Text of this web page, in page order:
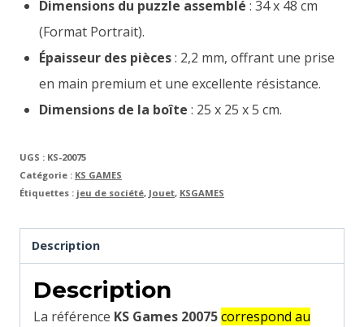
Dimensions du puzzle assemblé : 34 x 48 cm
(Format Portrait).
Épaisseur des pièces: 2,2 mm, offrant une prise
en main premium et une excellente résistance.
Dimensions de la boîte : 25 x 25 x 5 cm.
UGS : KS-20075
Catégorie : KS GAMES
Étiquettes : jeu de société, Jouet, KSGAMES
Description
Description
La référence KS Games 20075correspond au